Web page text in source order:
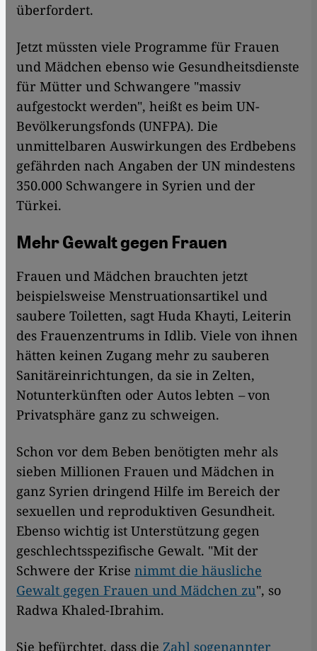
überfordert.
Jetzt müssten viele Programme für Frauen
und Mädchen ebenso wie Gesundheitsdienste
für Mütter und Schwangere "massiv
aufgestockt werden", heißt es beim UN-
Bevölkerungsfonds (UNFPA). Die
unmittelbaren Auswirkungen des Erdbebens
gefährden nach Angaben der UN mindestens
350.000 Schwangere in Syrien und der
Türkei.
Mehr Gewalt gegen Frauen
Frauen und Mädchen brauchten jetzt
beispielsweise Menstruationsartikel und
saubere Toiletten, sagt Huda Khayti, Leiterin
des Frauenzentrums in Idlib. Viele von ihnen
hätten keinen Zugang mehr zu sauberen
Sanitäreinrichtungen, da sie in Zelten,
Notunterkünften oder Autos lebten –von
Privatsphäre ganz zu schweigen.
Schon vor dem Beben benötigten mehr als
sieben Millionen Frauen und Mädchen in
ganz Syrien dringend Hilfe im Bereich der
sexuellen und reproduktiven Gesundheit.
Ebenso wichtig ist Unterstützung gegen
geschlechtsspezifische Gewalt. "Mit der
Schwere der Krise nimmt die häusliche
Gewalt gegen Frauen und Mädchen zu", so
Radwa Khaled-Ibrahim.
Sie befürchtet, dass die Zahl sogenannter